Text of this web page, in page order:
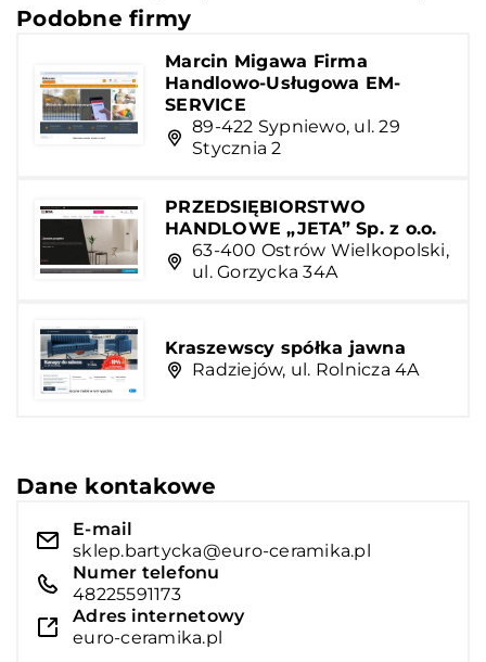
Podobne firmy
Marcin Migawa Firma
Handlowo-Usługowa EM-
SERVICE
89-422 Sypniewo, ul. 29
Stycznia 2
PRZEDSIĘBIORSTWO
HANDLOWE „JETA” Sp. z o.o.
63-400 Ostrów Wielkopolski,
ul. Gorzycka 34A
Kraszewscy spółka jawna
Radziejów, ul. Rolnicza 4A
Dane kontakowe
E-mail
sklep.bartycka@euro-ceramika.pl
Numer telefonu
48225591173
Adres internetowy
euro-ceramika.pl